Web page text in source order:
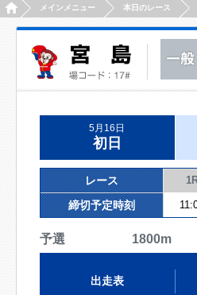
HOMEメインメニュー 本日のレース
5月16日
初日
レース
締切予定時刻
予選 1800m
出走表